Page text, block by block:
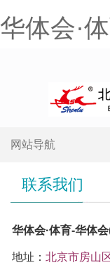
华体会·
网站导航
联系我们
华体会·体育-华体
地址： 北京市房山